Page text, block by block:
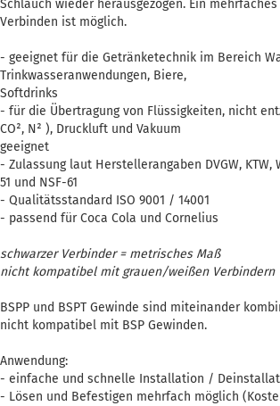
Schlauch wieder herausgezogen. Ein mehrfaches
Verbinden ist möglich.
- geeignet für die Getränketechnik im Bereich
Trinkwasseranwendungen, Biere,
Softdrinks
- für die Übertragung von Flüssigkeiten, nicht
CO², N² ), Druckluft und Vakuum
geeignet
- Zulassung laut Herstellerangaben DVGW, KTW,
51 und NSF-61
- Qualitätsstandard ISO 9001 / 14001
- passend für Coca Cola und Cornelius
schwarzer Verbinder = metrisches Maß
nicht kompatibel mit grauen/weißen Verbindern
BSPP und BSPT Gewinde sind miteinander
nicht kompatibel mit BSP Gewinden.
Anwendung:
- einfache und schnelle Installation /
- Lösen und Befestigen mehrfach möglich